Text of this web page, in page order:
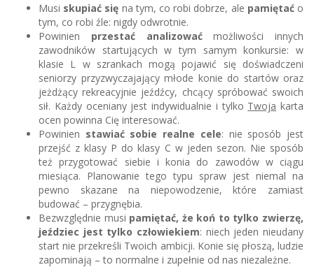
Musi skupiać się na tym, co robi dobrze, ale pamiętaćo
tym, co robi źle: nigdy odwrotnie.
Powinien przestać analizowaćmożliwości innych
zawodników startujących w tym samym konkursie: w
klasie L w szrankach mogą pojawić się doświadczeni
seniorzy przyzwyczajający młode konie do startów oraz
jeżdżący rekreacyjnie jeźdźcy, chcący spróbować swoich
sił. Każdy oceniany jest indywidualnie i tylko Twoja karta
ocen powinna Cię interesować.
Powinien stawiać sobie realne cele: nie sposób jest
przejść z klasy P do klasy C w jeden sezon. Nie sposób
też przygotować siebie i konia do zawodów w ciągu
miesiąca. Planowanie tego typu spraw jest niemal na
pewno skazane na niepowodzenie, które zamiast
budować – przygnębia.
Bezwzględnie musi pamiętać, że koń to tylko zwierzę,
jeździec jest tylko człowiekiem: niech jeden nieudany
start nie przekreśli Twoich ambicji. Konie się płoszą, ludzie
zapominają – to normalne i zupełnie od nas niezależne.